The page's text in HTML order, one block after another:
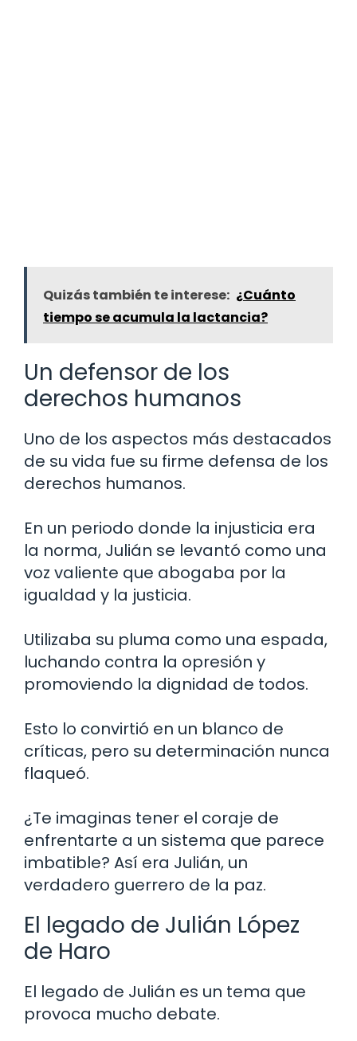
Quizás también te interese: ¿Cuánto
tiempo se acumula la lactancia?
Un defensor de los
derechos humanos
Uno de los aspectos más destacados
de su vida fue su firme defensa de los
derechos humanos.
En un periodo donde la injusticia era
la norma, Julián se levantó como una
voz valiente que abogaba por la
igualdad y la justicia.
Utilizaba su pluma como una espada,
luchando contra la opresión y
promoviendo la dignidad de todos.
Esto lo convirtió en un blanco de
críticas, pero su determinación nunca
flaqueó.
¿Te imaginas tener el coraje de
enfrentarte a un sistema que parece
imbatible? Así era Julián, un
verdadero guerrero de la paz.
El legado de Julián López
de Haro
El legado de Julián es un tema que
provoca mucho debate.